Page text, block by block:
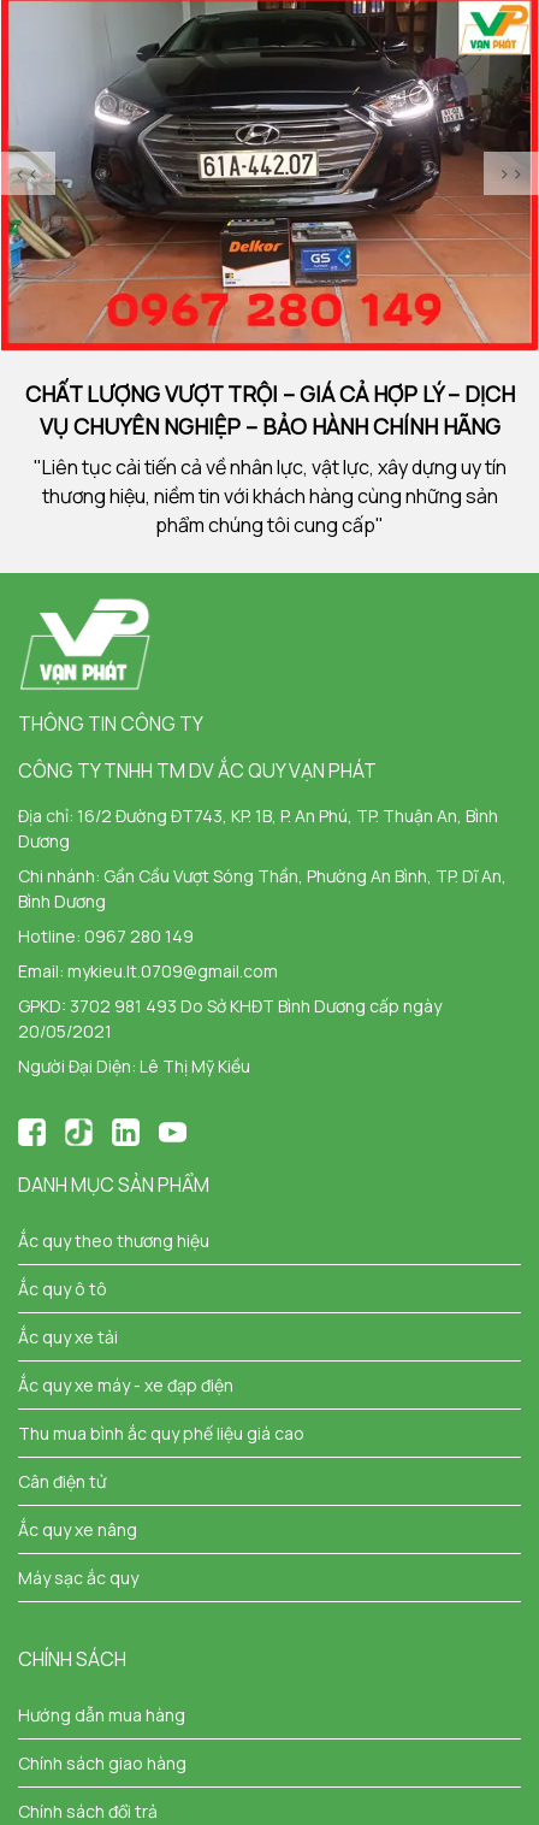
<< >>
CHẤT LƯỢNG VƯỢT TRỘI – GIÁ CẢ HỢP LÝ – DỊCH
VỤ CHUYÊN NGHIỆP – BẢO HÀNH CHÍNH HÃNG
"Liên tục cải tiến cả về nhân lực, vật lực, xây dựng uy tín
thương hiệu, niềm tin với khách hàng cùng những sản
phẩm chúng tôi cung cấp"
THÔNG TIN CÔNG TY
CÔNG TY TNHH TM DV ẮC QUY VẠN PHÁT
Địa chỉ: 16/2 Đường ĐT743, KP. 1B, P. An Phú, TP. Thuận An, Bình
Dương
Chi nhánh: Gần Cầu Vượt Sóng Thần, Phường An Bình, TP. Dĩ An,
Bình Dương
Hotline: 0967 280 149
Email: mykieu.lt.0709@gmail.com
GPKD: 3702 981 493 Do Sở KHĐT Bình Dương cấp ngày
20/05/2021
Người Đại Diện: Lê Thị Mỹ Kiều
DANH MỤC SẢN PHẨM
Ắc quy theo thương hiệu
Ắc quy ô tô
Ắc quy xe tải
Ắc quy xe máy - xe đạp điện
Thu mua bình ắc quy phế liệu giá cao
Cân điện tử
Ắc quy xe nâng
Máy sạc ắc quy
CHÍNH SÁCH
Hướng dẫn mua hàng
Chính sách giao hàng
Chính sách đổi trả